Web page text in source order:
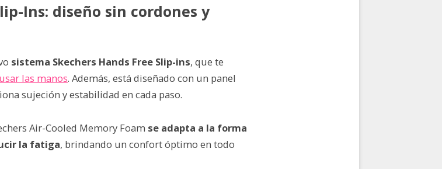
Ins: diseño sin cordones y
sistema Skechers Hands Free Slip-ins, que te
las manos. Además, está diseñado con un panel
sujeción y estabilidad en cada paso.
Air-Cooled Memory Foam se adapta a la forma
la fatiga, brindando un confort óptimo en todo